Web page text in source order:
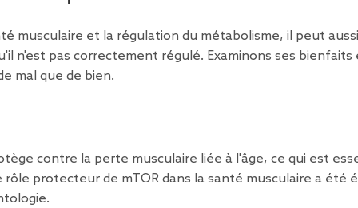
musculaire et la régulation du métabolisme, il peut
n'est pas correctement régulé. Examinons ses bienfaits
mal que de bien.
contre la perte musculaire liée à l'âge, ce qui est
protecteur de mTOR dans la santé musculaire a été